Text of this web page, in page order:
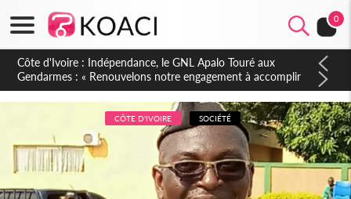
0
Sierra Leone : Un projet de réforme constitutionnelle en
gestation, points clés des amendements, un exclu d'avance
CÔTE D'IVOIRE SOCIÉTÉ